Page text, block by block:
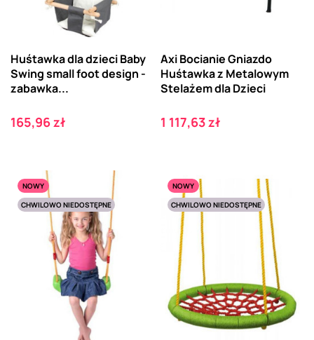
Huśtawka dla dzieci Baby
Swing small foot design -
zabawka...
Cena
165,96 zł
Axi Bocianie Gniazdo
Huśtawka z Metalowym
Stelażem dla Dzieci
Cena
1 117,63 zł
NOWY
CHWILOWO NIEDOSTĘPNE
NOWY
CHWILOWO NIEDOSTĘPNE